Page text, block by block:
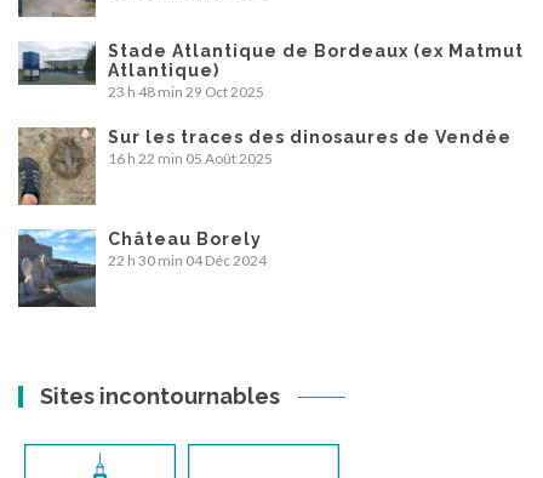
Stade Atlantique de Bordeaux (ex Matmut
Atlantique)
23 h 48 min 29 Oct 2025
Sur les traces des dinosaures de Vendée
16 h 22 min 05 Août 2025
Château Borely
22 h 30 min 04 Déc 2024
Sites incontournables